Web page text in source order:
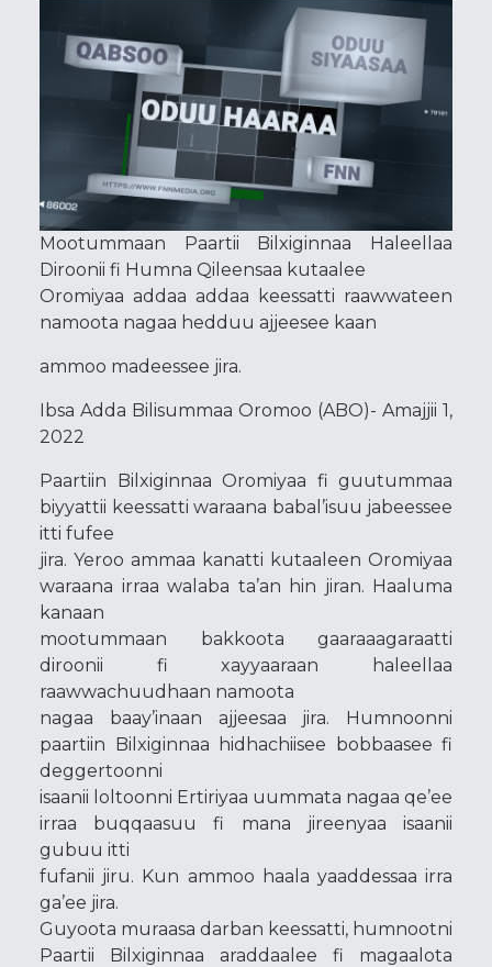
Mootummaan Paartii Bilxiginnaa Haleellaa
Diroonii fi Humna Qileensaa kutaalee
Oromiyaa addaa addaa keessatti raawwateen
namoota nagaa hedduu ajjeesee kaan
ammoo madeessee jira.
Ibsa Adda Bilisummaa Oromoo (ABO)- Amajjii 1,
2022
Paartiin Bilxiginnaa Oromiyaa fi guutummaa
biyyattii keessatti waraana babal’isuu jabeessee
itti fufee
jira. Yeroo ammaa kanatti kutaaleen Oromiyaa
waraana irraa walaba ta’an hin jiran. Haaluma
kanaan
mootummaan bakkoota gaaraaagaraatti
diroonii fi xayyaaraan haleellaa
raawwachuudhaan namoota
nagaa baay’inaan ajjeesaa jira. Humnoonni
paartiin Bilxiginnaa hidhachiisee bobbaasee fi
deggertoonni
isaanii loltoonni Ertiriyaa uummata nagaa qe’ee
irraa buqqaasuu fi mana jireenyaa isaanii
gubuu itti
fufanii jiru. Kun ammoo haala yaaddessaa irra
ga’ee jira.
Guyoota muraasa darban keessatti, humnootni
Paartii Bilxiginnaa araddaalee fi magaalota